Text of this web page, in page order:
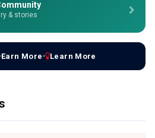
& stories
Earn More Learn More